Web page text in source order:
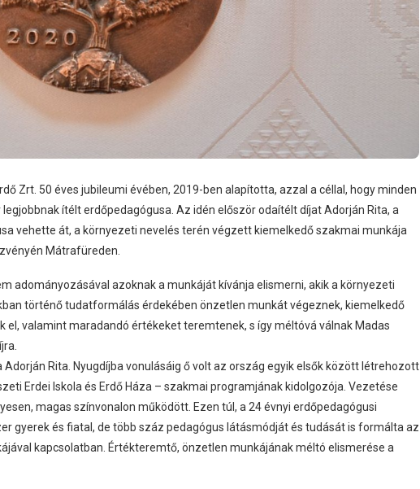
Zrt. 50 éves jubileumi évében, 2019-ben alapította, azzal a céllal, hogy minden
ítélt erdőpedagógusa. Az idén először odaítélt díjat Adorján Rita, a
vehette át, a környezeti nevelés terén végzett kiemelkedő szakmai munkája
Mátrafüreden.
adományozásával azoknak a munkáját kívánja elismerni, akik a környezeti
történő tudatformálás érdekében önzetlen munkát végeznek, kiemelkedő
el, valamint maradandó értékeket teremtenek, s így méltóvá válnak Madas
Rita. Nyugdíjba vonulásáig ő volt az ország egyik elsők között létrehozott
Erdei Iskola és Erdő Háza – szakmai programjának kidolgozója. Vezetése
magas színvonalon működött. Ezen túl, a 24 évnyi erdőpedagógusi
gyerek és fiatal, de több száz pedagógus látásmódját és tudását is formálta az
kapcsolatban. Értékteremtő, önzetlen munkájának méltó elismerése a